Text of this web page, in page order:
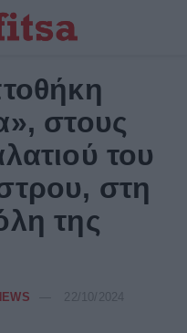
στους
του
στη
της